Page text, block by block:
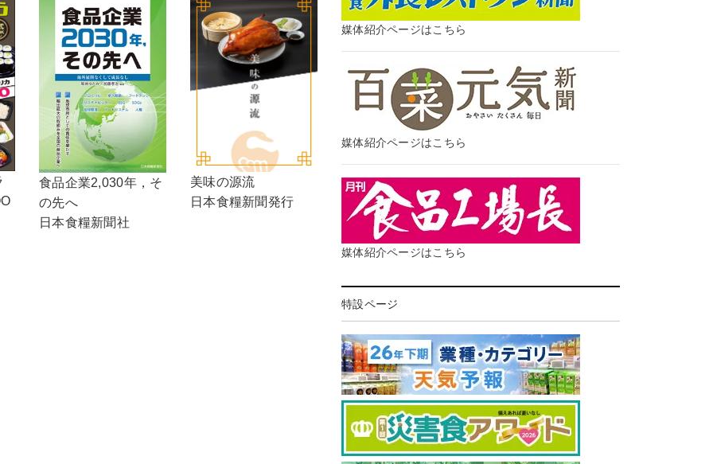
食品企業2,030年，そ
の先へ
日本食糧新聞社
美味の源流
日本食糧新聞発行
媒体紹介ページはこちら
媒体紹介ページはこちら
媒体紹介ページはこちら
特設ページ